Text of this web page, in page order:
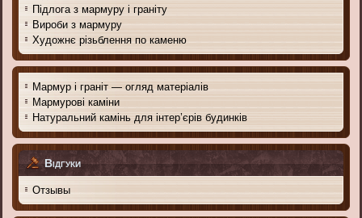
Підлога з мармуру і граніту
Вироби з мармуру
Художнє різьблення по каменю
Мармур і граніт — огляд матеріалів
Мармурові каміни
Натуральний камінь для інтер’єрів будинків
Відгуки
Отзывы